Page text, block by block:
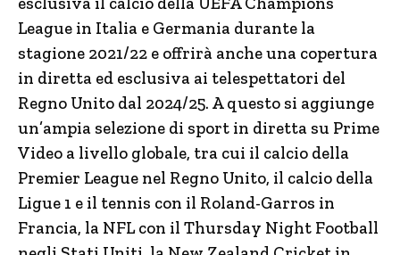
League in Italia e Germania durante la
stagione 2021/22 e offrirà anche una copertura
in diretta ed esclusiva ai telespettatori del
Regno Unito dal 2024/25. A questo si aggiunge
un’ampia selezione di sport in diretta su Prime
Video a livello globale, tra cui il calcio della
Premier League nel Regno Unito, il calcio della
Ligue 1 e il tennis con il Roland-Garros in
Francia, la NFL con il Thursday Night Football